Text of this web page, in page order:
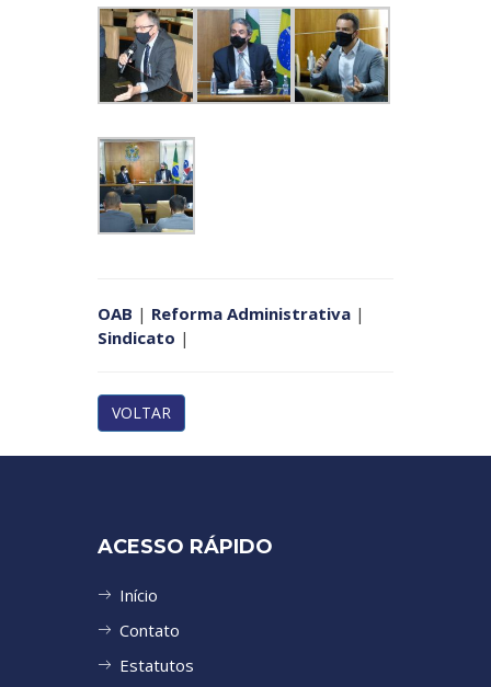
OAB | Reforma Administrativa |
Sindicato |
VOLTAR
ACESSO RÁPIDO
Início
Contato
Estatutos